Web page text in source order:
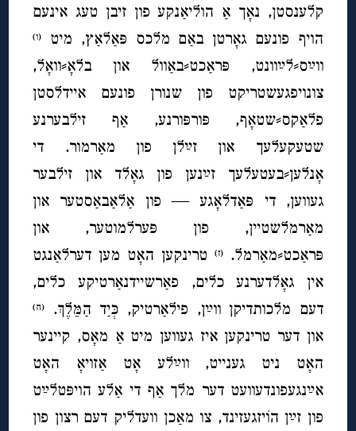
קלענסטן, נאָך אַ הוליאַנקע פון זיבן טעג אינעם
הויף פונעם גאָרטן באַם מלכס פּאַלאַץ, מיט
(ו)
ווײַס⸗לײַוונט, פּראַכט⸗באַוול און בלאָ⸗וואָל,
צונויפגעשטריקט פון שנורן פונעם איידלסטן
פלאַקס⸗שטאָף, פּורפּורנע, אַף זילבערנע
שטעקעלעך און זײַלן פון מאַרמור. די
אָנלען⸗בעטעלעך זײַנען פון גאָלד און זילבער
געווען, די פּאַדלאָגע — פון אַלאַבאַסטער און
מאַרמלשטײן, פון פּערלמוטער, און
פּראַכט⸗מאַרמל.(ז) טרינקען האָט מען דערלאַנגט
אין גאָלדערנע כלים, פאַרשיידנאַרטיקע כלים,
דעם מלכותדיקן ווײַן, פילאַרטיק, כְּיַד הַמֵּלֶךְ.
(ח)
און דער טרינקען איז געווען מיט אַ מאָס, קיינער
האָט ניט גענייט, ווײַלע אָט אַזויאָ האָט
אײַנגעפונדעוועט דער מלך אַף די אַלע הויפּטלײַט
פון זײַן הוֹיזגעזינד, צו מאַכן וועדליק דעם רצון פון